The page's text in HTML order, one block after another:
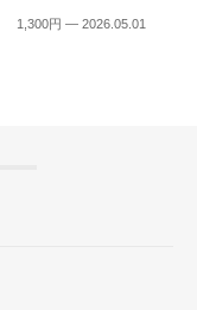
1,300円 — 2026.05.01